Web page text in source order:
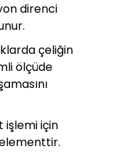
direnci
çeliğin
ölçüde
işlemi için